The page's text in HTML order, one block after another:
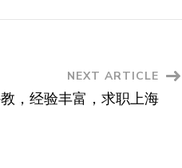
NEXT ARTICLE
，经验丰富，求职上海